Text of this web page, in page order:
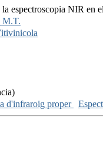
espectroscopia NIR en
d'infraroig proper